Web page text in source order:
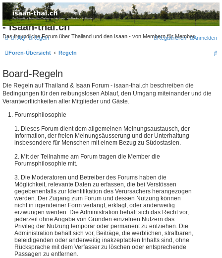
Thailand & Isaan Forum
- isaan-thai.ch
Das freundliche Forum über Thailand und den Isaan - von Membern für Member
FAQ Regeln Anmelden
Registrieren
Foren-Übersicht Regeln
S
Board-Regeln
Die Regeln auf Thailand & Isaan Forum - isaan-thai.ch beschreiben die
Bedingungen für den reibungslosen Ablauf, den Umgang miteinander und die
Verantwortlichkeiten aller Mitglieder und Gäste.
Forumsphilosophie
1. Dieses Forum dient dem allgemeinen Meinungsaustausch, der
Information, der freien Meinungsäusserung und der Unterhaltung
insbesondere für Menschen mit einem Bezug zu Südostasien.
2. Mit der Teilnahme am Forum tragen die Member die
Forumsphilosophie mit.
3. Die Moderatoren und Betreiber des Forums haben die
Möglichkeit, relevante Daten zu erfassen, die bei Verstössen
gegebenenfalls zur Identifikation des Verursachers herangezogen
werden. Der Zugang zum Forum und dessen Nutzung können
nicht in irgendeiner Form verlangt, erklagt, oder anderweitig
erzwungen werden. Die Administration behält sich das Recht vor,
jederzeit ohne Angabe von Gründen einzelnen Nutzern das
Privileg der Nutzung temporär oder permanent zu entziehen. Die
Administration behält sich vor, Beiträge, die werblichen, strafbaren,
beleidigenden oder anderweitig inakzeptablen Inhalts sind, ohne
Rücksprache mit dem Verfasser zu löschen oder entsprechende
Passagen zu entfernen.